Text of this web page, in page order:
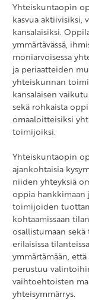
Yhteiskuntaopin
kasvua aktiivisiksi,
kansalaisiksi.
ymmärtävässä,
moniarvoisessa
ja periaatteiden
yhteiskunnan
kansalaisen
sekä rohkaista
omaaloitteisiksi
toimijoiksi.
Yhteiskuntaopin
ajankohtaisia
niiden yhteyksiä
oppia hankkimaan
toimijoiden
kohtaamissaan
osallistumaan
erilaisissa
ymmärtämään,
perustuu
vaihtoehtoisten
yhteisymmärrys.